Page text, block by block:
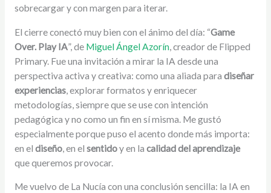
sobrecargar y con margen para iterar.
El cierre conectó muy bien con el ánimo del día: “Game
Over. Play IA”, de Miguel Ángel Azorín, creador de Flipped
Primary. Fue una invitación a mirar la IA desde una
perspectiva activa y creativa: como una aliada para diseñar
experiencias, explorar formatos y enriquecer
metodologías, siempre que se use con intención
pedagógica y no como un fin en sí misma. Me gustó
especialmente porque puso el acento donde más importa:
en el diseño, en el sentidoy en la calidad del aprendizaje
que queremos provocar.
Me vuelvo de La Nucía con una conclusión sencilla: la IA en